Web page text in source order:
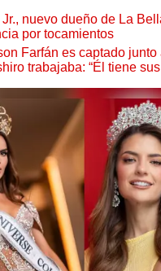
nuevo dueño de La
por tocamientos
Farfán es captado
trabajaba: “Él tiene